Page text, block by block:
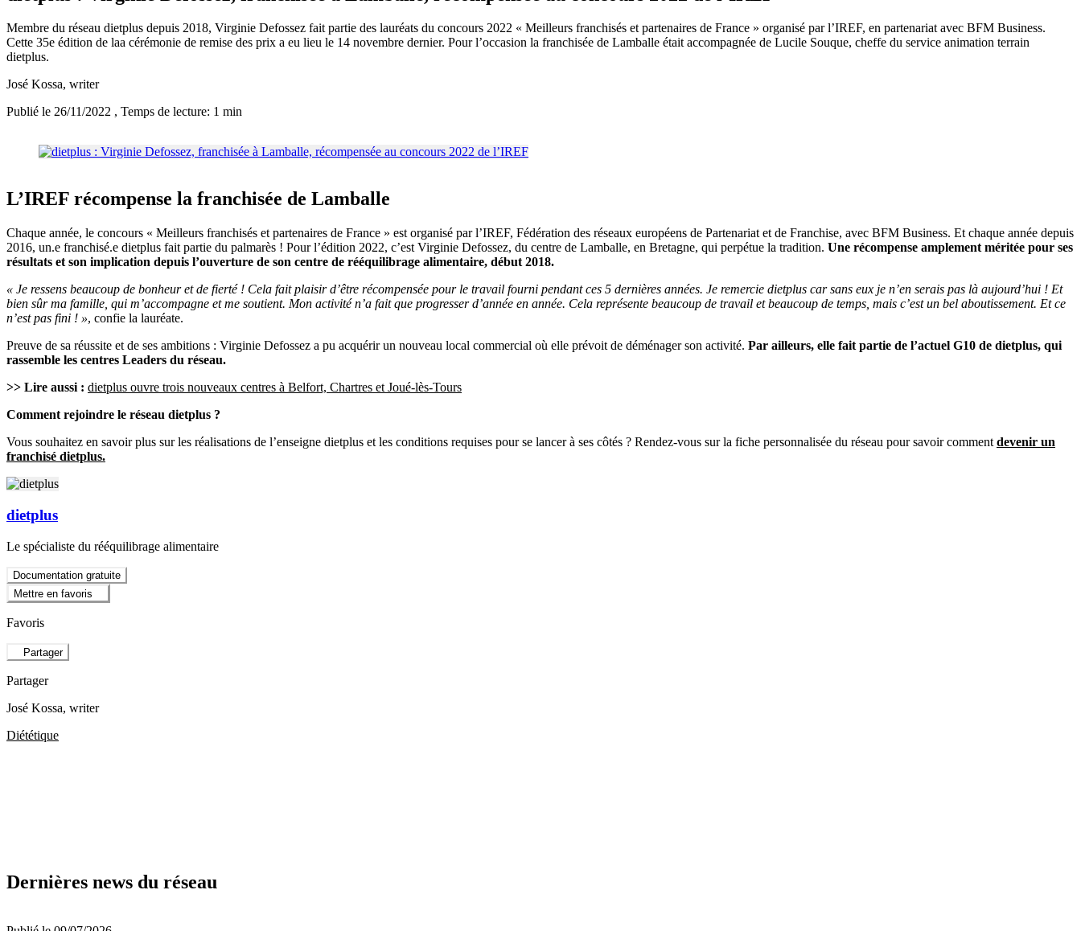
Membre du réseau dietplus depuis 2018, Virginie Defossez fait partie des lauréats du concours 2022 « Meilleurs franchisés et partenaires de France » organisé par l’IREF, en partenariat avec BFM Business.
Cette 35e édition de laa cérémonie de remise des prix a eu lieu le 14 novembre dernier. Pour l’occasion la franchisée de Lamballe était accompagnée de Lucile Souque, cheffe du service animation terrain
dietplus.
José Kossa, writer
Publié le 26/11/2022 , Temps de lecture: 1 min
L’IREF récompense la franchisée de Lamballe
Chaque année, le concours « Meilleurs franchisés et partenaires de France » est organisé par l’IREF, Fédération des réseaux européens de Partenariat et de Franchise, avec BFM Business. Et chaque année depuis
2016, un.e franchisé.e dietplus fait partie du palmarès ! Pour l’édition 2022, c’est Virginie Defossez, du centre de Lamballe, en Bretagne, qui perpétue la tradition. Une récompense amplement méritée pour ses
résultats et son implication depuis l’ouverture de son centre de rééquilibrage alimentaire, début 2018.
« Je ressens beaucoup de bonheur et de fierté ! Cela fait plaisir d’être récompensée pour le travail fourni pendant ces 5 dernières années. Je remercie dietplus car sans eux je n’en serais pas là aujourd’hui ! Et
bien sûr ma famille, qui m’accompagne et me soutient. Mon activité n’a fait que progresser d’année en année. Cela représente beaucoup de travail et beaucoup de temps, mais c’est un bel aboutissement. Et ce
n’est pas fini ! », confie la lauréate.
Preuve de sa réussite et de ses ambitions : Virginie Defossez a pu acquérir un nouveau local commercial où elle prévoit de déménager son activité. Par ailleurs, elle fait partie de l’actuel G10 de dietplus, qui
rassemble les centres Leaders du réseau.
>> Lire aussi : dietplus ouvre trois nouveaux centres à Belfort, Chartres et Joué-lès-Tours
Comment rejoindre le réseau dietplus ?
Vous souhaitez en savoir plus sur les réalisations de l’enseigne dietplus et les conditions requises pour se lancer à ses côtés ? Rendez-vous sur la fiche personnalisée du réseau pour savoir comment devenir un
franchisé dietplus.
dietplus
Le spécialiste du rééquilibrage alimentaire
Documentation gratuite
Mettre en favoris
Favoris
Partager
Partager
José Kossa, writer
Diététique
Dernières news du réseau